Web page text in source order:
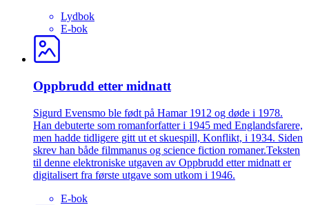
Lydbok
E-bok
Oppbrudd etter midnatt
Sigurd Evensmo ble født på Hamar 1912 og døde i 1978.
Han debuterte som romanforfatter i 1945 med Englandsfarere,
men hadde tidligere gitt ut et skuespill, Konflikt, i 1934. Siden
skrev han både filmmanus og science fiction romaner.Teksten
til denne elektroniske utgaven av Oppbrudd etter midnatt er
digitalisert fra første utgave som utkom i 1946.
E-bok